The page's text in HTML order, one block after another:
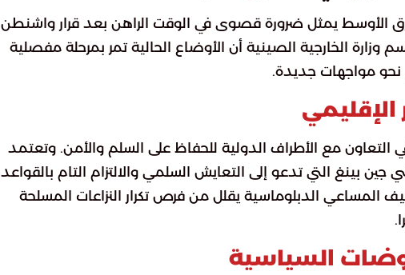
الأوسط يمثل ضرورة قصوى في الوقت الراهن بعد قرار واشنطن
الخارجية الصينية أن الأوضاع الحالية تمر بمرحلة مفصلية
نحو مواجهات جديدة.
الإقليمي
التعاون مع الأطراف الدولية للحفاظ على السلم والأمن. وتعتمد
بينغ التي تدعو إلى التعايش السلمي والالتزام التام بالقواعد
المساعي الدبلوماسية يقلل من فرص تكرار النزاعات المسلحة
السياسية